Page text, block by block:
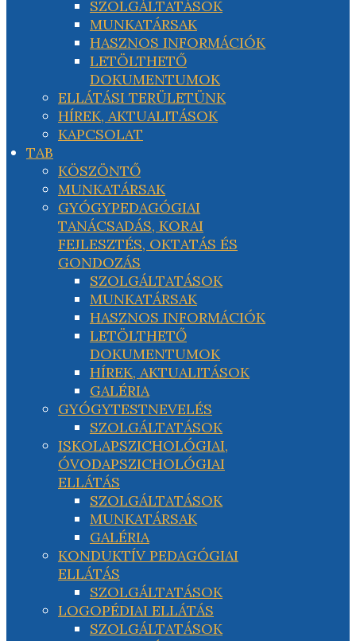
SZOLGÁLTATÁSOK
MUNKATÁRSAK
HASZNOS INFORMÁCIÓK
LETÖLTHETŐ
DOKUMENTUMOK
ELLÁTÁSI TERÜLETÜNK
HÍREK, AKTUALITÁSOK
KAPCSOLAT
TAB
KÖSZÖNTŐ
MUNKATÁRSAK
GYÓGYPEDAGÓGIAI
TANÁCSADÁS, KORAI
FEJLESZTÉS, OKTATÁS ÉS
GONDOZÁS
SZOLGÁLTATÁSOK
MUNKATÁRSAK
HASZNOS INFORMÁCIÓK
LETÖLTHETŐ
DOKUMENTUMOK
HÍREK, AKTUALITÁSOK
GALÉRIA
GYÓGYTESTNEVELÉS
SZOLGÁLTATÁSOK
ISKOLAPSZICHOLÓGIAI,
ÓVODAPSZICHOLÓGIAI
ELLÁTÁS
SZOLGÁLTATÁSOK
MUNKATÁRSAK
GALÉRIA
KONDUKTÍV PEDAGÓGIAI
ELLÁTÁS
SZOLGÁLTATÁSOK
LOGOPÉDIAI ELLÁTÁS
SZOLGÁLTATÁSOK